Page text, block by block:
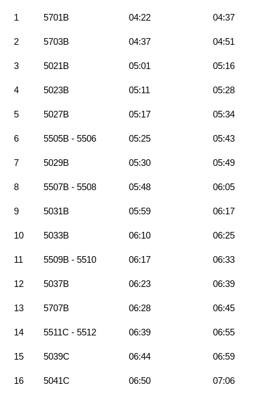
1 5701B 04:22 04:37
2 5703B 04:37 04:51
3 5021B 05:01 05:16
4 5023B 05:11 05:28
5 5027B 05:17 05:34
6 5505B - 5506 05:25 05:43
7 5029B 05:30 05:49
8 5507B - 5508 05:48 06:05
9 5031B 05:59 06:17
10 5033B 06:10 06:25
11 5509B - 5510 06:17 06:33
12 5037B 06:23 06:39
13 5707B 06:28 06:45
14 5511C - 5512 06:39 06:55
15 5039C 06:44 06:59
16 5041C 06:50 07:06